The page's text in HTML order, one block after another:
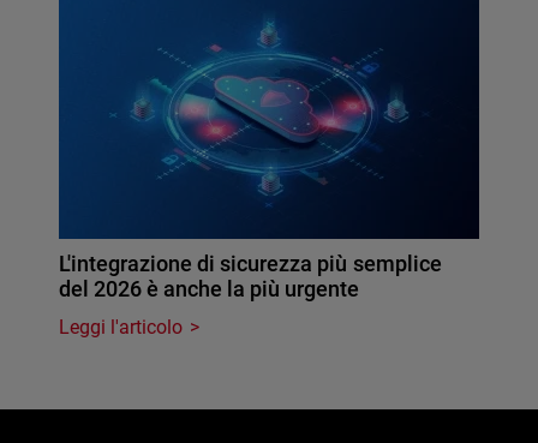
L'integrazione di sicurezza più semplice
del 2026 è anche la più urgente
Leggi l'articolo